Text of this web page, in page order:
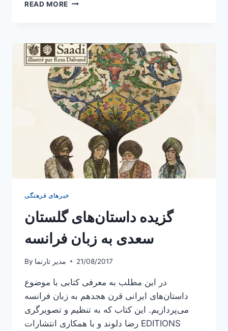
READ MORE
مجنون”
به
زبان
فرانسه
خبرهای فرهنگی
گزیده داستان‌های گلستان
سعدی به زبان فرانسه
By مدیر تارنما 21/08/2017
در این مطلب به معرفی کتابی با موضوع
داستان‌های ایرانی قرن هجدهم به زبان فرانسه
می‌پردازیم. این کتاب که به تنظیم و تصویرگری
رضا دلوند و با همکاری انتشارات EDITIONS